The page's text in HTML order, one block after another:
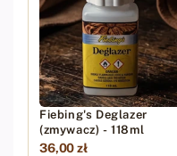
Fiebing's Deglazer
(zmywacz) - 118ml
36,00 zł